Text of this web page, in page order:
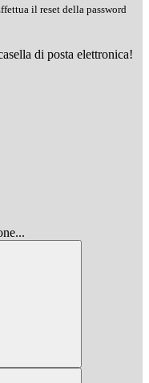
il reset della password
di posta elettronica!